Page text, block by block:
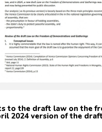
2024 version of the